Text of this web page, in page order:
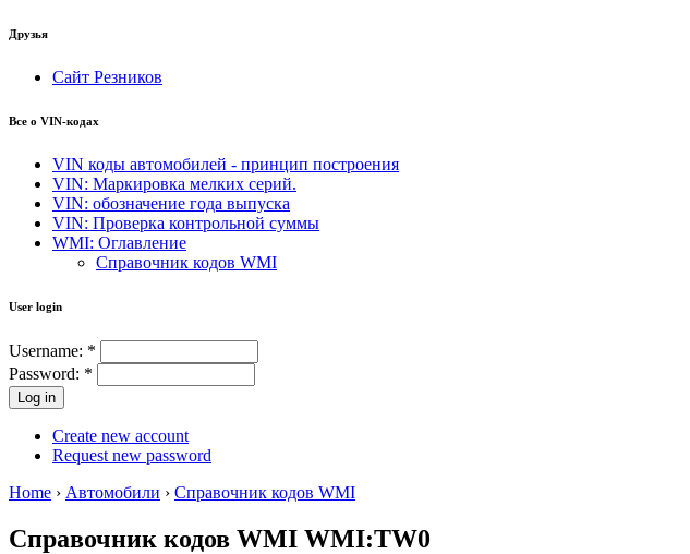
Друзья
Сайт Резников
Все о VIN-кодах
VIN коды автомобилей - принцип построения
VIN: Маркировка мелких серий.
VIN: обозначение года выпуска
VIN: Проверка контрольной суммы
WMI: Оглавление
Справочник кодов WMI
User login
Username: *
Password: *
Create new account
Request new password
Home › Автомобили › Справочник кодов WMI
Справочник кодов WMI WMI:TW0